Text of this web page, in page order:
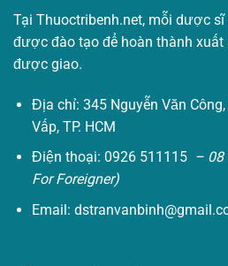
Tại Thuoctribenh.net, mỗi dược
được đào tạo để hoàn thành
được giao.
Địa chỉ: 345 Nguyễn Văn
Vấp, TP. HCM
Điện thoại: 0926 511115 – 08
For Foreigner)
Email: